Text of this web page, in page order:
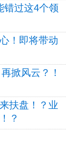
错过这4个领
！即将带动
掀风云？！
扶盘！？业
？